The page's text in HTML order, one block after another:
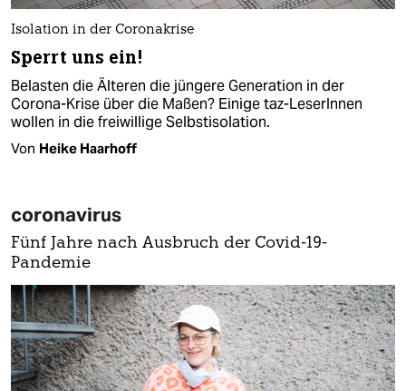
Isolation in der Coronakrise
Sperrt uns ein!
Belasten die Älteren die jüngere Generation in der
Corona-Krise über die Maßen? Einige taz-LeserInnen
wollen in die freiwillige Selbstisolation.
Von Heike Haarhoff
coronavirus
Fünf Jahre nach Ausbruch der Covid-19-
Pandemie